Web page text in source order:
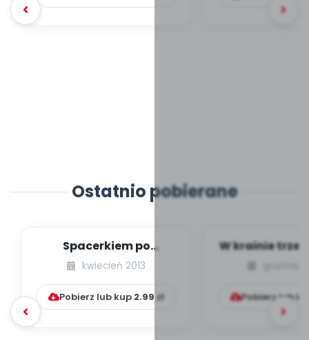
Ostatnio pobierane
Spacerkiem po
Krakowie (inscenizacja
kwiecień 2013
Pobierz lub kup 2.99 zł
W krainie
Pobierz lub